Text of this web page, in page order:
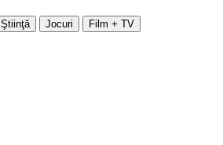
Ştiinţă Jocuri Film + TV